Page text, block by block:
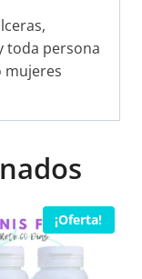
toda persona
mujeres
¡Oferta!